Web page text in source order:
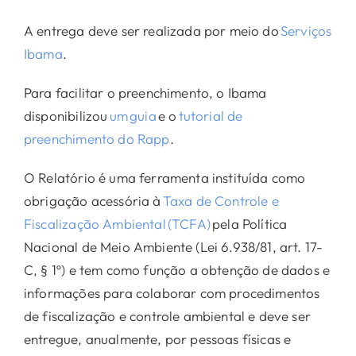
A entrega deve ser realizada por meio doServiços
Ibama.
Para facilitar o preenchimento, o Ibama
disponibilizou um guiae otutorial de
preenchimento do Rapp.
O Relatório é uma ferramenta instituída como
obrigação acessória àTaxa de Controle e
Fiscalização Ambiental (TCFA)pela Política
Nacional de Meio Ambiente (Lei 6.938/81, art. 17-
C, § 1º) e tem como função a obtenção de dados e
informações para colaborar com procedimentos
de fiscalização e controle ambiental e deve ser
entregue, anualmente, por pessoas físicas e